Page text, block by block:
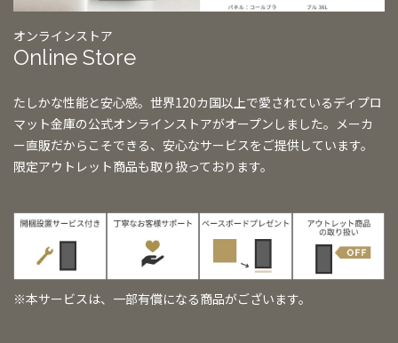
オンラインストア
Online Store
たしかな性能と安心感。世界120カ国以上で愛されているディプロ
マット金庫の公式オンラインストアがオープンしました。メーカ
ー直販だからこそできる、安心なサービスをご提供しています。
限定アウトレット商品も取り扱っております。
※本サービスは、一部有償になる商品がございます。